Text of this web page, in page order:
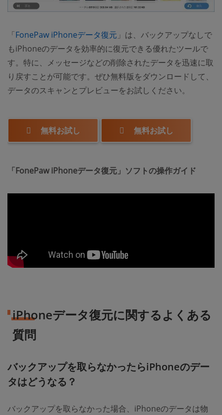
「FonePaw iPhoneデータ復元 」は、バックアップなしで
もiPhoneのデータを効率的に復元できる優れたツールで
す。特に、メッセージなどの削除されたデータを迅速に取
り戻すことが可能です。ぜひ無料版をダウンロードして、
データのスキャンとプレビューをお試しください。
無料お試し 無料お試し
「FonePaw iPhoneデータ復元」ソフトの操作ガイド
iPhoneデータ復元に関するよくある
質問
バックアップを取らなかったらiPhoneのデー
タはどうなる？
バックアップを取らなかった場合、iPhoneのデータは物